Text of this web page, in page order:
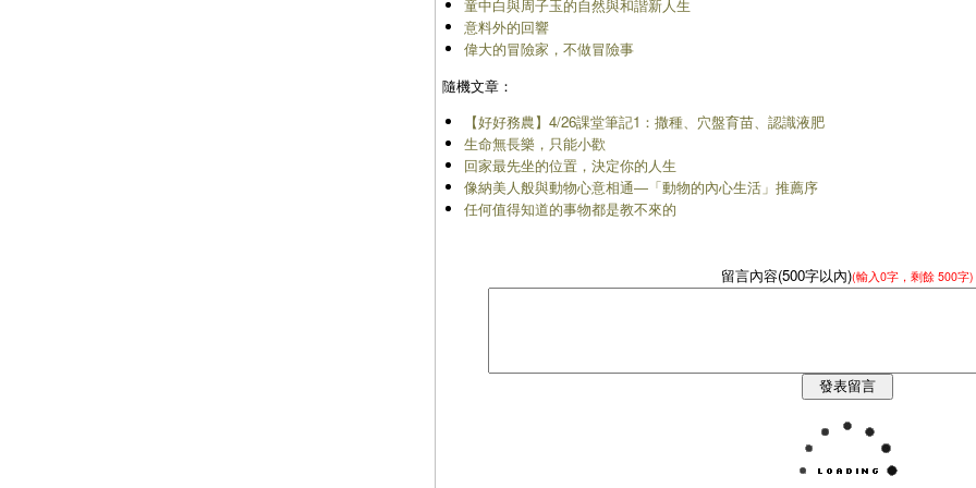
童中白與周子玉的自然與和諧新人生
意料外的回響
偉大的冒險家，不做冒險事
隨機文章：
【好好務農】4/26課堂筆記1：撒種、穴盤育苗、認識液肥
生命無長樂，只能小歡
回家最先坐的位置，決定你的人生
像納美人般與動物心意相通―「動物的內心生活」推薦序
任何值得知道的事物都是教不來的
留言內容(500字以內)(輸入0字，剩餘 500字)